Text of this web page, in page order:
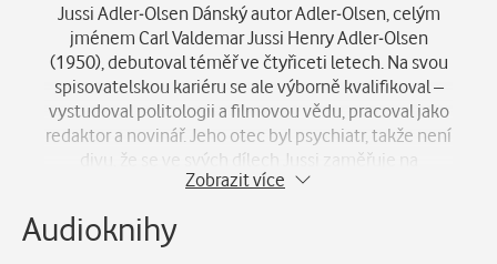
Jussi Adler-Olsen Dánský autor Adler-Olsen, celým
jménem Carl Valdemar Jussi Henry Adler-Olsen
(1950), debutoval téměř ve čtyřiceti letech. Na svou
spisovatelskou kariéru se ale výborně kvalifikoval –
vystudoval politologii a filmovou vědu, pracoval jako
redaktor a novinář. Jeho otec byl psychiatr, takže není
divu, že se ve svých dílech Jussi zaměřuje na
psychické a deviantní poruchy. Kriminální série o
knihy: Žena v kleci, Zabijáci a Vzkaz v láhvi. Jeho knih
Zobrazit více
Audioknihy